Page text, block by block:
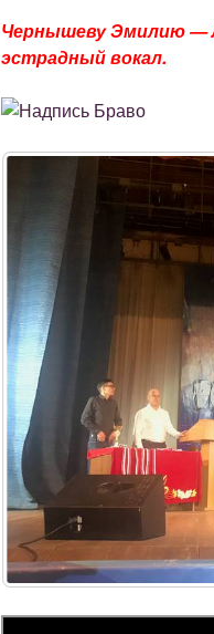
Чернышеву Эмилию —
эстрадный вокал.